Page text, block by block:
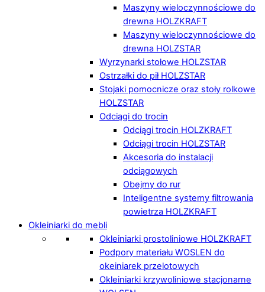
Maszyny wieloczynnościowe do
drewna HOLZKRAFT
Maszyny wieloczynnościowe do
drewna HOLZSTAR
Wyrzynarki stołowe HOLZSTAR
Ostrzałki do pił HOLZSTAR
Stojaki pomocnicze oraz stoły rolkowe
HOLZSTAR
Odciągi do trocin
Odciągi trocin HOLZKRAFT
Odciągi trocin HOLZSTAR
Akcesoria do instalacji
odciągowych
Obejmy do rur
Inteligentne systemy filtrowania
powietrza HOLZKRAFT
Okleiniarki do mebli
Okleiniarki prostoliniowe HOLZKRAFT
Podpory materiału WOSLEN do
okeiniarek przelotowych
Okleiniarki krzywoliniowe stacjonarne